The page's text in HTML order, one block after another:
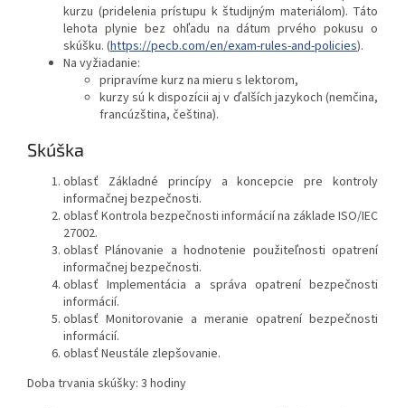
kurzu (pridelenia prístupu k študijným materiálom). Táto
lehota plynie bez ohľadu na dátum prvého pokusu o
skúšku. (https://pecb.com/en/exam-rules-and-policies).
Na vyžiadanie:
pripravíme kurz na mieru s lektorom,
kurzy sú k dispozícii aj v ďalších jazykoch (nemčina,
francúzština, čeština).
Skúška
oblasť Základné princípy a koncepcie pre kontroly
informačnej bezpečnosti.
oblasť Kontrola bezpečnosti informácií na základe ISO/IEC
27002.
oblasť Plánovanie a hodnotenie použiteľnosti opatrení
informačnej bezpečnosti.
oblasť Implementácia a správa opatrení bezpečnosti
informácií.
oblasť Monitorovanie a meranie opatrení bezpečnosti
informácií.
oblasť Neustále zlepšovanie.
Doba trvania skúšky: 3 hodiny